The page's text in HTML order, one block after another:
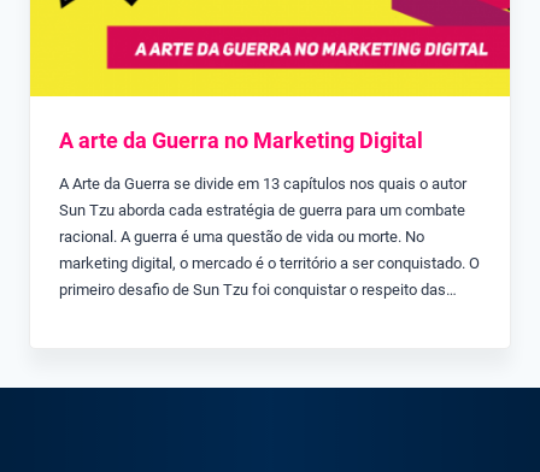
A arte da Guerra no Marketing Digital
A Arte da Guerra se divide em 13 capítulos nos quais o autor
Sun Tzu aborda cada estratégia de guerra para um combate
racional. A guerra é uma questão de vida ou morte. No
marketing digital, o mercado é o território a ser conquistado. O
primeiro desafio de Sun Tzu foi conquistar o respeito das…